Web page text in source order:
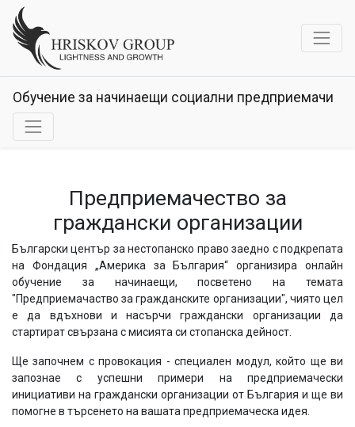
Обучение за начинаещи социални предприемачи
Предприемачество за
граждански организации
Български център за нестопанско право заедно с подкрепата
на Фондация „Америка за България“ организира онлайн
обучение за начинаещи, посветено на темата
"Предприемачаство за гражданските организации", чиято цел
е да вдъхнови и насърчи граждански организации да
стартират свързана с мисията си стопанска дейност.
Ще започнем с провокация - специален модул, който ще ви
запознае с успешни примери на предприемачески
инициативи на граждански организации от България и ще ви
помогне в търсенето на вашата предприемаческа идея.